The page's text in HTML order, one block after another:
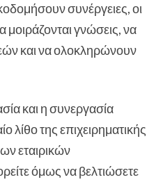
συνέργειες, οι
μοιράζονται γνώσεις, να
και να ολοκληρώνουν
και η συνεργασία
λίθο της επιχειρηματικής
εταιρικών
όμως να βελτιώσετε